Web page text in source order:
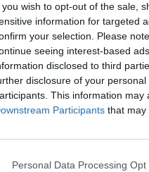
you wish to opt-out of the sale,
information for targeted
your selection. Please
seeing interest-based
disclosed to third
disclosure of your
This information
Participants that may
Personal Data Processing Opt
a terra
del